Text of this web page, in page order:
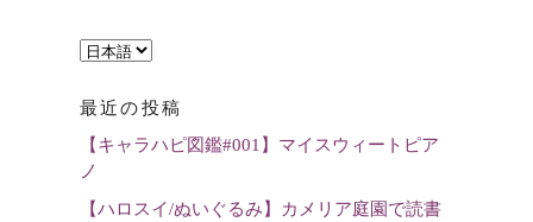
言
を
選
最近の投稿
【キャラハピ図鑑#001】マイスウィートピア
ノ
【ハロスイ/ぬいぐるみ】カメリア庭園で読書